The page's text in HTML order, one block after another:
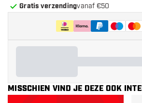
Gratis verzendingvanaf €50
MISSCHIEN VIND JE DEZE OOK